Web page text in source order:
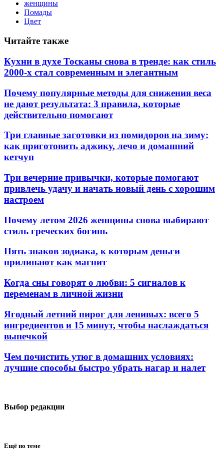
женщины
Помады
Цвет
Читайте также
Кухни в духе Тосканы снова в тренде: как стиль
2000-х стал современным и элегантным
Почему популярные методы для снижения веса
не дают результата: 3 правила, которые
действительно помогают
Три главные заготовки из помидоров на зиму:
как приготовить аджику, лечо и домашний
кетчуп
Три вечерние привычки, которые помогают
привлечь удачу и начать новый день с хорошим
настроем
Почему летом 2026 женщины снова выбирают
стиль греческих богинь
Пять знаков зодиака, к которым деньги
прилипают как магнит
Когда сны говорят о любви: 5 сигналов к
переменам в личной жизни
Ягодный летний пирог для ленивых: всего 5
ингредиентов и 15 минут, чтобы наслаждаться
выпечкой
Чем почистить утюг в домашних условиях:
лучшие способы быстро убрать нагар и налет
Выбор редакции
Ещё по теме